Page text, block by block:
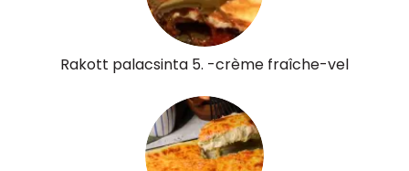
Rakott palacsinta 5. -crème fraîche-vel